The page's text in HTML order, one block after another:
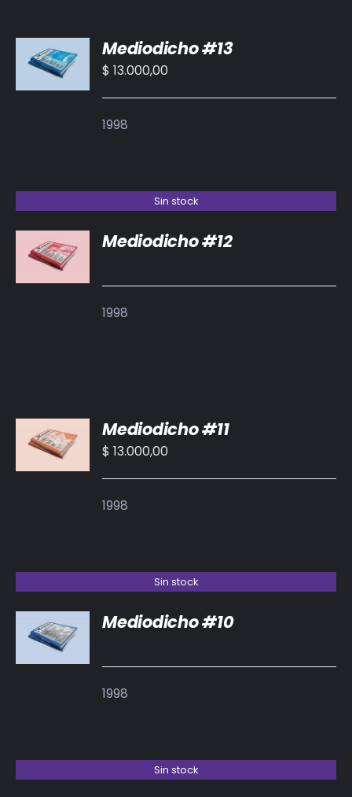
MEDIODICHO
AL
CARRITO
/
Mediodicho #13
$ 13.000,00
1998
Sin stock
DETALLES
Mediodicho #12
1998
AL
CARRITO
/
Mediodicho #11
$ 13.000,00
1998
Sin stock
DETALLES
Mediodicho #10
1998
Sin stock